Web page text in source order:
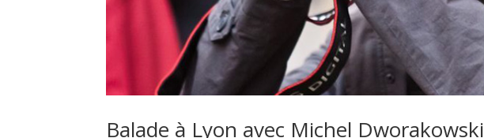
Balade à Lyon avec Michel Dworakowski